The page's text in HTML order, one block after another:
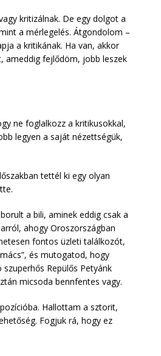
kritizálnak. De egy dolgot a
a mérlegelés. Átgondolom –
a kritikának. Ha van, akkor
ameddig fejlődöm, jobb leszek
ne foglalkozz a kritikusokkal,
legyen a saját nézettségük,
tettél ki egy olyan
a bili, aminek eddig csak a
ahogy Oroszországban
fontos üzleti találkozót,
és mutogatod, hogy
Repülős Petyánk
micsoda bennfentes vagy.
Hallottam a sztorit,
Fogjuk rá, hogy ez